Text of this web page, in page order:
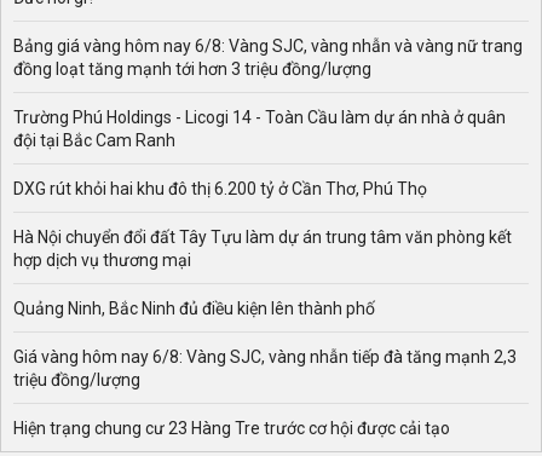
Bảng giá vàng hôm nay 6/8: Vàng SJC, vàng nhẫn và vàng nữ trang
đồng loạt tăng mạnh tới hơn 3 triệu đồng/lượng
Trường Phú Holdings - Licogi 14 - Toàn Cầu làm dự án nhà ở quân
đội tại Bắc Cam Ranh
DXG rút khỏi hai khu đô thị 6.200 tỷ ở Cần Thơ, Phú Thọ
Hà Nội chuyển đổi đất Tây Tựu làm dự án trung tâm văn phòng kết
hợp dịch vụ thương mại
Quảng Ninh, Bắc Ninh đủ điều kiện lên thành phố
Giá vàng hôm nay 6/8: Vàng SJC, vàng nhẫn tiếp đà tăng mạnh 2,3
triệu đồng/lượng
Hiện trạng chung cư 23 Hàng Tre trước cơ hội được cải tạo